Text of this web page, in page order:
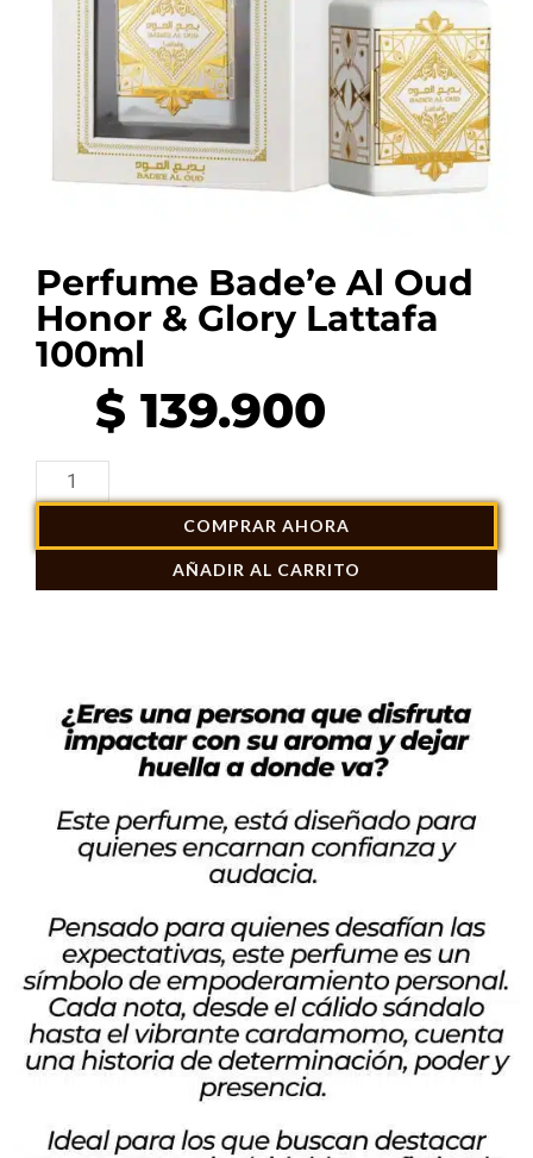
Perfume Bade’e Al Oud
Honor & Glory Lattafa
100ml
$ 139.900
Perfume
Bade'e
Al
Oud
Glory
Lattafa
cantidad
COMPRAR AHORA
AÑADIR AL CARRITO